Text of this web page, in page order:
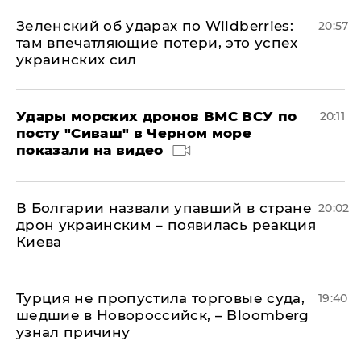
Зеленский об ударах по Wildberries:
там впечатляющие потери, это успех
украинских сил
20:57
Удары морских дронов ВМС ВСУ по
посту "Сиваш" в Черном море
показали на видео
20:11
В Болгарии назвали упавший в стране
дрон украинским – появилась реакция
Киева
20:02
Турция не пропустила торговые суда,
шедшие в Новороссийск, – Bloomberg
узнал причину
19:40